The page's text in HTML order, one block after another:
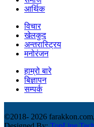
आर्थिक
विचार
खेलकुद
अन्तरास्ट्रिय
मनोरंजन
हाम्रो बारे
बिज्ञापन
सम्पर्क
©2018- 2026